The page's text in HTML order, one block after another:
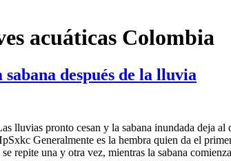
acuáticas Colombia
sabana después de la lluvia
lluvias pronto cesan y la sabana inundada deja
Generalmente es la hembra quien da el
repite una y otra vez, mientras la sabana